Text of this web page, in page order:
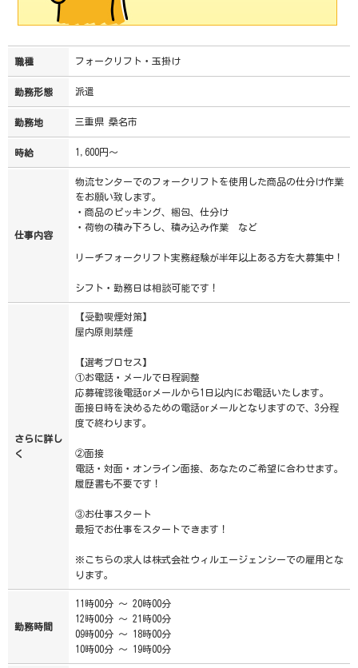
職種 フォークリフト・玉掛け
勤務形態 派遣
勤務地 三重県 桑名市
時給 1,600円～
仕事内容
物流センターでのフォークリフトを使用した商品の仕分け作業
をお願い致します。
・商品のピッキング、梱包、仕分け
・荷物の積み下ろし、積み込み作業 など
リーチフォークリフト実務経験が半年以上ある方を大募集中！
シフト・勤務日は相談可能です！
さらに詳し
く
【受動喫煙対策】
屋内原則禁煙
【選考プロセス】
①お電話・メールで日程調整
応募確認後電話orメールから1日以内にお電話いたします。
面接日時を決めるための電話orメールとなりますので、3分程
度で終わります。
②面接
電話・対面・オンライン面接、あなたのご希望に合わせます。
履歴書も不要です！
③お仕事スタート
最短でお仕事をスタートできます！
※こちらの求人は株式会社ウィルエージェンシーでの雇用とな
ります。
勤務時間
11時00分 ～ 20時00分
12時00分 ～ 21時00分
09時00分 ～ 18時00分
10時00分 ～ 19時00分